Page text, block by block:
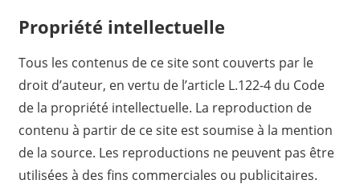
Propriété intellectuelle
Tous les contenus de ce site sont couverts par le
droit d’auteur, en vertu de l’article L.122-4 du Code
de la propriété intellectuelle. La reproduction de
contenu à partir de ce site est soumise à la mention
de la source. Les reproductions ne peuvent pas être
utilisées à des fins commerciales ou publicitaires.